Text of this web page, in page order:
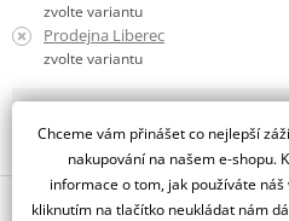
zvolte variantu
Prodejna Liberec
zvolte variantu
Popis a parametry
Chceme vám přinášet co nejlepší
nakupování na našem e-shopu.
informace o tom, jak používáte
kliknutím na tlačítko neukládat nám